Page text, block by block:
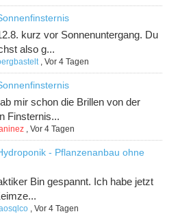
kurz vor Sonnenuntergang. Du
also g...
,Vor 4 Tagen
mir schon die Brillen von der
Finsternis...
,Vor 4 Tagen
- Pflanzenanbau ohne
Bin gespannt. Ich habe jetzt
,Vor 4 Tagen